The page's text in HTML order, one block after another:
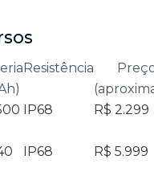
Resistência
IP68 R$ 2.299
IP68 R$ 5.999